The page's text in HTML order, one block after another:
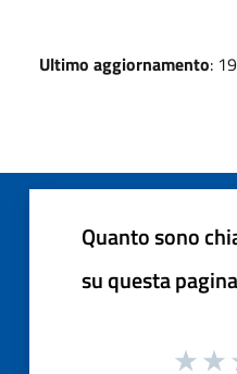
Ultimo aggiornamento:
Quanto sono
su questa